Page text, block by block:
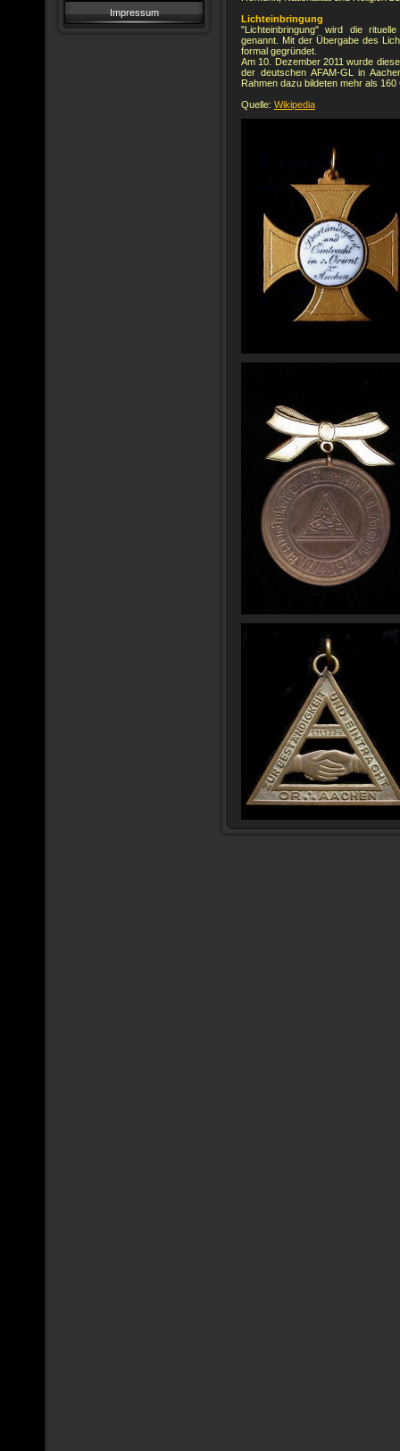
Impressum
Lichteinbringung
"Lichteinbringung" wird die
genannt. Mit der Übergabe des
formal gegründet.
Am 10. Dezember 2011 wurde
der deutschen AFAM-GL in
Rahmen dazu bildeten mehr als
Quelle: Wikipedia